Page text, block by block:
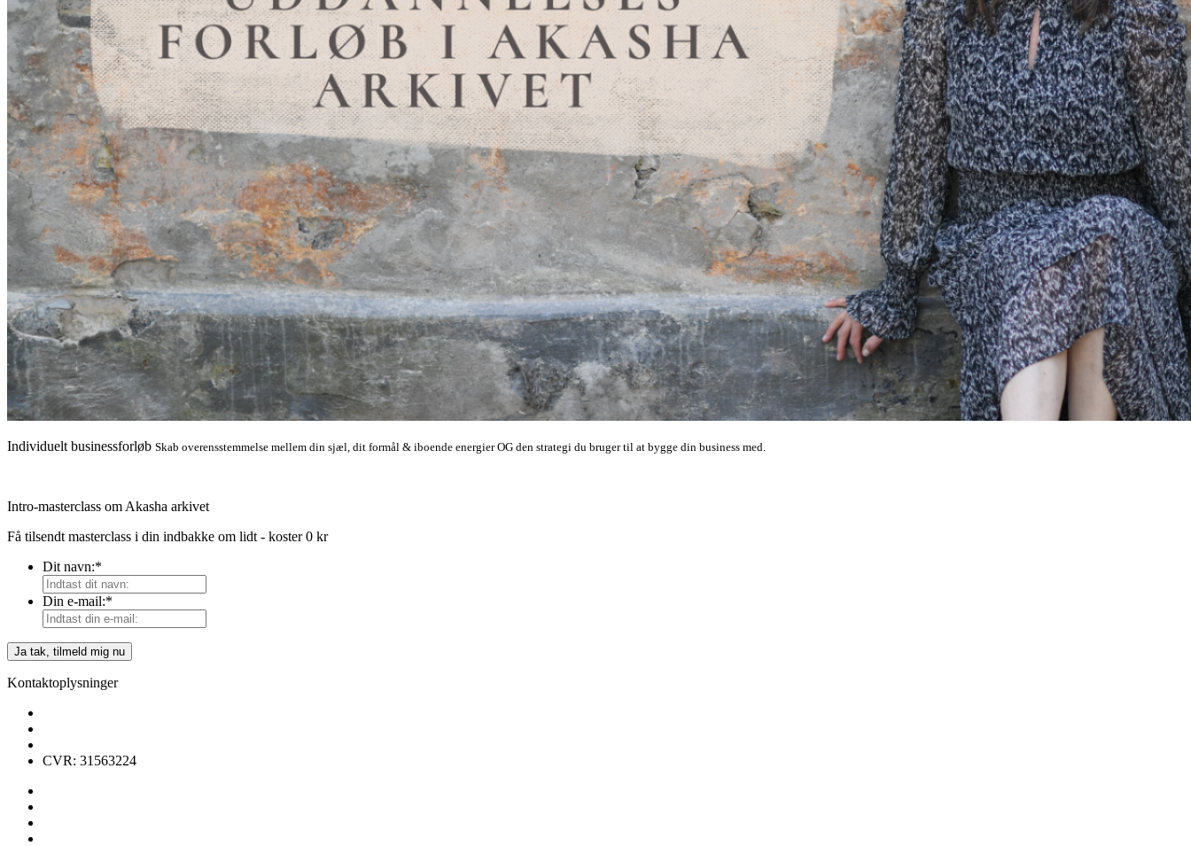
Individuelt businessforløb Skab overensstemmelse mellem din sjæl, dit formål & iboende energier OG den strategi du bruger til at bygge din business med.
Intro-masterclass om Akasha arkivet
Få tilsendt masterclass i din indbakke om lidt - koster 0 kr
Dit navn:*
Din e-mail:*
Kontaktoplysninger
CVR: 31563224